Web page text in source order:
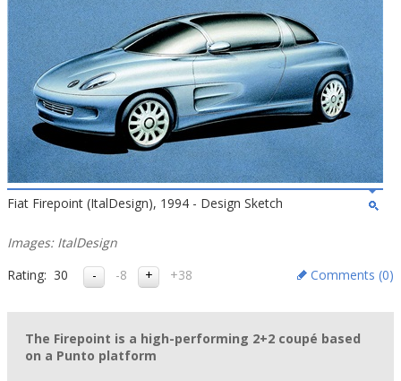
Fiat Firepoint (ItalDesign), 1994 - Design Sketch
Images: ItalDesign
Rating: 30 -8 +38 Comments (0)
The Firepoint is a high-performing 2+2 coupé based
on a Punto platform